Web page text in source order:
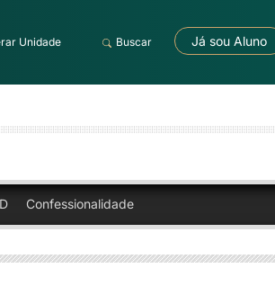
Unidade Buscar Já sou Aluno
Confessionalidade